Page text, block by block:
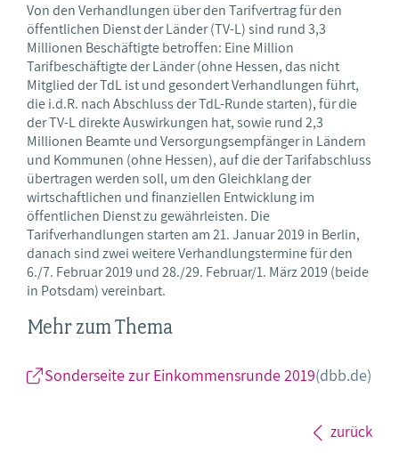
Von den Verhandlungen über den Tarifvertrag für den
öffentlichen Dienst der Länder (TV-L) sind rund 3,3
Millionen Beschäftigte betroffen: Eine Million
Tarifbeschäftigte der Länder (ohne Hessen, das nicht
Mitglied der TdL ist und gesondert Verhandlungen führt,
die i.d.R. nach Abschluss der TdL-Runde starten), für die
der TV-L direkte Auswirkungen hat, sowie rund 2,3
Millionen Beamte und Versorgungsempfänger in Ländern
und Kommunen (ohne Hessen), auf die der Tarifabschluss
übertragen werden soll, um den Gleichklang der
wirtschaftlichen und finanziellen Entwicklung im
öffentlichen Dienst zu gewährleisten. Die
Tarifverhandlungen starten am 21. Januar 2019 in Berlin,
danach sind zwei weitere Verhandlungstermine für den
6./7. Februar 2019 und 28./29. Februar/1. März 2019 (beide
in Potsdam) vereinbart.
Mehr zum Thema
Sonderseite zur Einkommensrunde 2019(dbb.de)
zurück